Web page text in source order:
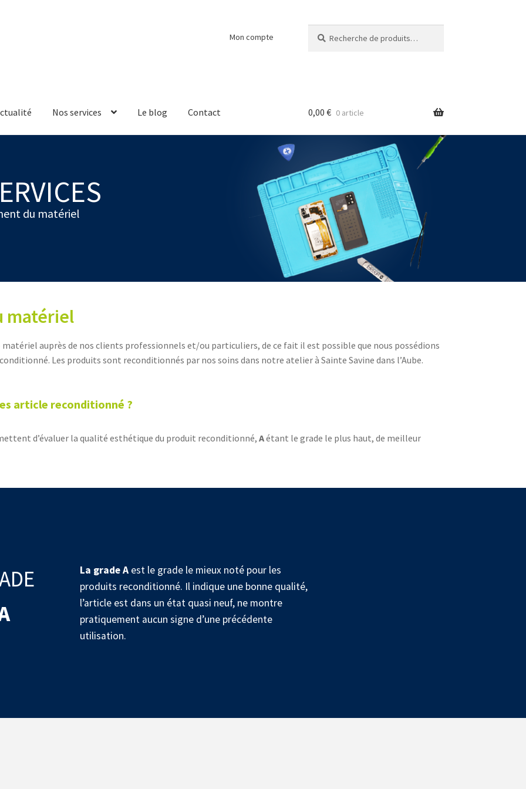
Mon compte
Nos services Le blog Contact 0,00 € 0 article
du matériel
matériel
auprès de nos clients professionnels et/ou particuliers, de ce fait il est possible que nous possédions
Les produits sont reconditionnés par nos soins dans notre atelier à Sainte Savine dans l’Aube.
article reconditionné ?
d’évaluer la qualité esthétique du produit reconditionné,Aétant le grade le plus haut, de meilleur
La grade A est le grade le mieux noté pour les
produits reconditionné. Il indique une bonne qualité,
l’article est dans un état quasi neuf, ne montre
pratiquement aucun signe d’une précédente
utilisation.